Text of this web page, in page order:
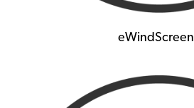
eWindScreen